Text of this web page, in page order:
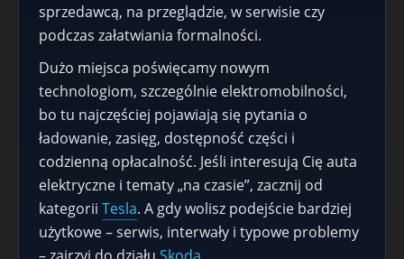
sprzedawcą, na przeglądzie, w serwisie czy
podczas załatwiania formalności.
Dużo miejsca poświęcamy nowym
technologiom, szczególnie elektromobilności,
bo tu najczęściej pojawiają się pytania o
ładowanie, zasięg, dostępność części i
codzienną opłacalność. Jeśli interesują Cię auta
elektryczne i tematy „na czasie”, zacznij od
kategorii Tesla. A gdy wolisz podejście bardziej
użytkowe – serwis, interwały i typowe problemy